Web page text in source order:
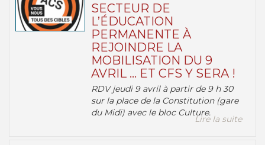
SECTEUR DE
L’ÉDUCATION
PERMANENTE À
REJOINDRE LA
MOBILISATION DU 9
AVRIL … ET CFS Y SERA !
RDV jeudi 9 avril à partir de 9 h 30
sur la place de la Constitution (gare
du Midi) avec le bloc Culture.
Lire la suite